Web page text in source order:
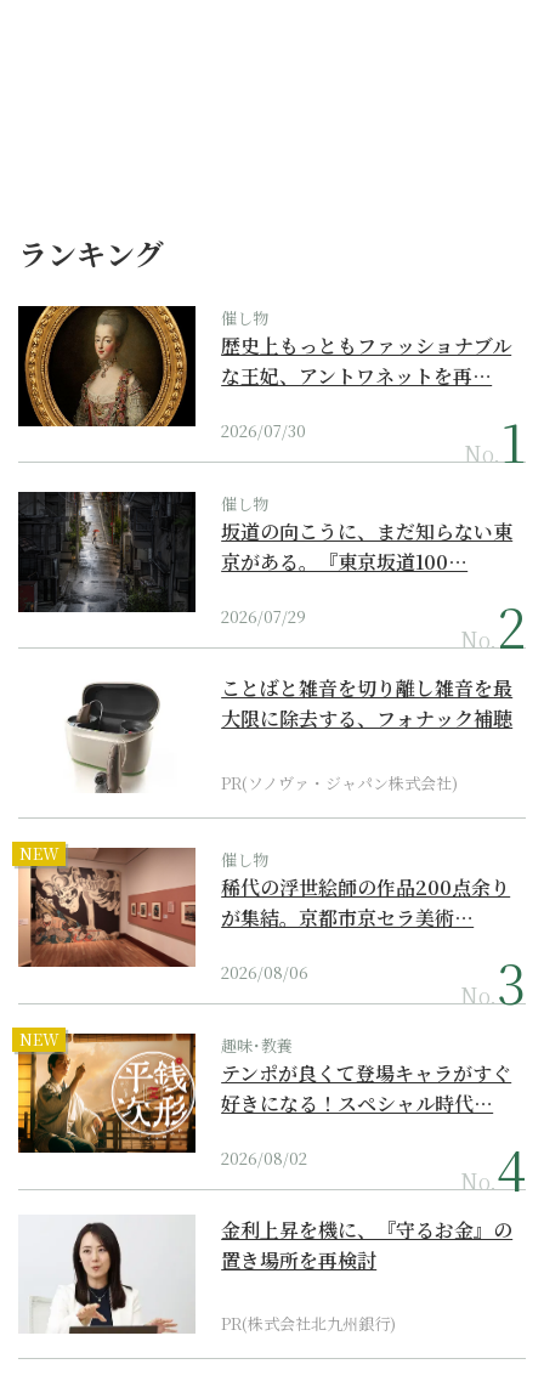
ランキング
催し物
歴史上もっともファッショナブル
な王妃、アントワネットを再…
2026/07/30
No.
催し物
坂道の向こうに、まだ知らない東
京がある。『東京坂道100…
2026/07/29
No.
ことばと雑音を切り離し雑音を最
大限に除去する、フォナック補聴
PR(ソノヴァ・ジャパン株式会社)
NEW 催し物
稀代の浮世絵師の作品200点余り
が集結。京都市京セラ美術…
2026/08/06
No.
NEW 趣味･教養
テンポが良くて登場キャラがすぐ
好きになる！スペシャル時代…
2026/08/02
No.
金利上昇を機に、『守るお金』の
置き場所を再検討
PR(株式会社北九州銀行)